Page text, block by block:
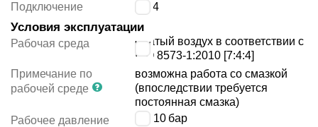
Подключение G1/4
Условия эксплуатации
Рабочая среда
сжатый воздух в соответствии с
ISO 8573-1:2010 [7:4:4]
Примечание по
рабочей среде
возможна работа со смазкой
(впоследствии требуется
постоянная смазка)
Рабочее давление
1 ÷ 10 бар